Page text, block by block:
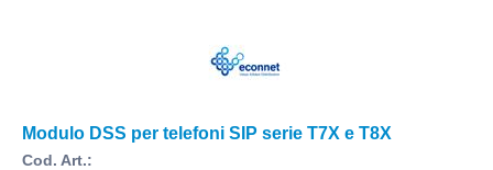
PROMO ATTIVE
Modulo DSS per telefoni SIP serie T7X e T8X
Cod. Art.: